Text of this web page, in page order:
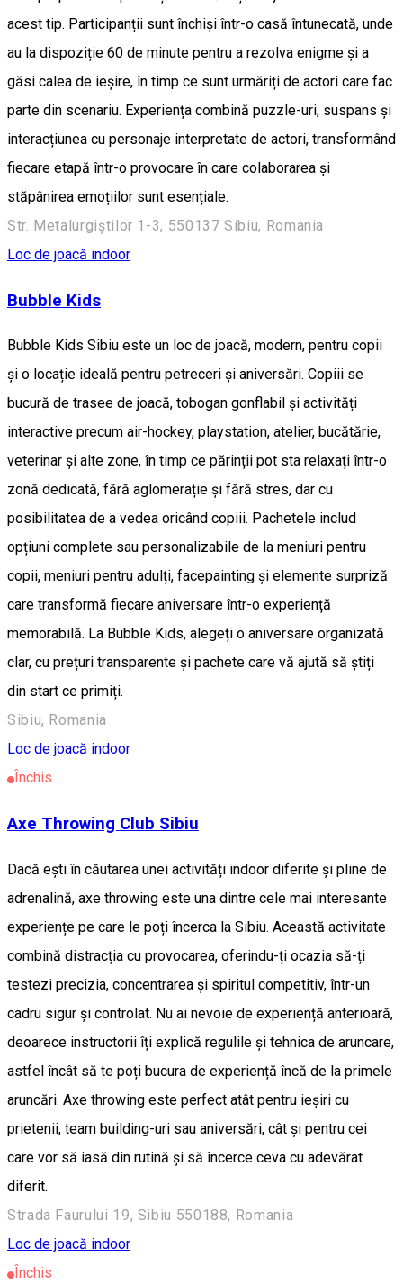
acest tip. Participanții sunt închiși într-o casă întunecată, unde
au la dispoziție 60 de minute pentru a rezolva enigme și a
găsi calea de ieșire, în timp ce sunt urmăriți de actori care fac
parte din scenariu. Experiența combină puzzle-uri, suspans și
interacțiunea cu personaje interpretate de actori, transformând
fiecare etapă într-o provocare în care colaborarea și
stăpânirea emoțiilor sunt esențiale.
Str. Metalurgiștilor 1-3, 550137 Sibiu, Romania
Loc de joacă indoor
Bubble Kids
Bubble Kids Sibiu este un loc de joacă, modern, pentru copii
și o locație ideală pentru petreceri și aniversări. Copiii se
bucură de trasee de joacă, tobogan gonflabil și activități
interactive precum air-hockey, playstation, atelier, bucătărie,
veterinar și alte zone, în timp ce părinții pot sta relaxați într-o
zonă dedicată, fără aglomerație și fără stres, dar cu
posibilitatea de a vedea oricând copiii. Pachetele includ
opțiuni complete sau personalizabile de la meniuri pentru
copii, meniuri pentru adulți, facepainting și elemente surpriză
care transformă fiecare aniversare într-o experiență
memorabilă. La Bubble Kids, alegeți o aniversare organizată
clar, cu prețuri transparente și pachete care vă ajută să știți
din start ce primiți.
Sibiu, Romania
Loc de joacă indoor
Închis
Axe Throwing Club Sibiu
Dacă ești în căutarea unei activități indoor diferite și pline de
adrenalină, axe throwing este una dintre cele mai interesante
experiențe pe care le poți încerca la Sibiu. Această activitate
combină distracția cu provocarea, oferindu-ți ocazia să-ți
testezi precizia, concentrarea și spiritul competitiv, într-un
cadru sigur și controlat. Nu ai nevoie de experiență anterioară,
deoarece instructorii îți explică regulile și tehnica de aruncare,
astfel încât să te poți bucura de experiență încă de la primele
aruncări. Axe throwing este perfect atât pentru ieșiri cu
prietenii, team building-uri sau aniversări, cât și pentru cei
care vor să iasă din rutină și să încerce ceva cu adevărat
diferit.
Strada Faurului 19, Sibiu 550188, Romania
Loc de joacă indoor
Închis